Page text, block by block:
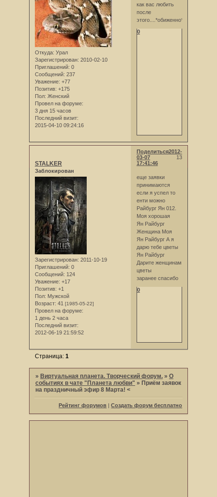
Откуда: Урал
Зарегистрирован: 2010-02-10
Приглашений: 0
Сообщений: 237
Уважение: +77
Позитив: +175
Пол: Женский
Провел на форуме:
3 дня 15 часов
Последний визит:
2015-04-10 09:24:16
как вас любить
после
этого....*обиженно*
0
Поделиться
13
2012-
03-07
17:41:46
STALKER
Заблокирован
Зарегистрирован: 2011-10-19
Приглашений: 0
Сообщений: 124
Уважение: +17
Позитив: +1
Пол: Мужской
Возраст: 41 [1985-05-22]
Провел на форуме:
1 день 2 часа
Последний визит:
2012-06-19 21:59:52
еще заявки
принимаются
если я успел то
енти можно
Райбург Ян 012.
Моя хорошая
Ян Райбург
Женщина Моя
Ян Райбург А я
дарю тебе цветы
Ян Райбург
Дарите женщинам
цветы
заранее спасибо
0
Страница: 1
» Виртуальная планета. Творческий форум. » О
событиях в чате "Планета любви" » Приём заявок
на праздничный эфир 8 Марта! <
Рейтинг форумов |Создать форум бесплатно